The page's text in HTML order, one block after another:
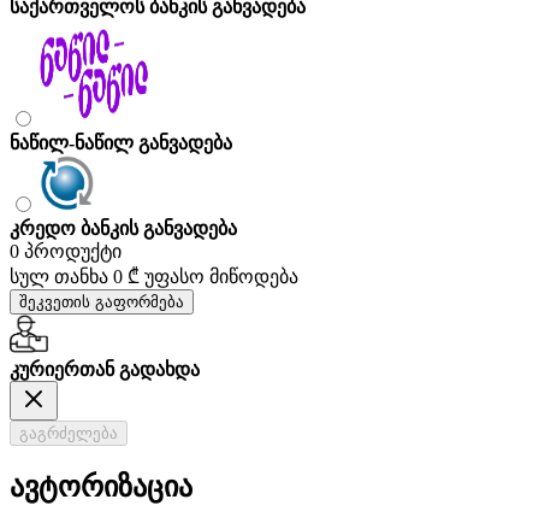
საქართველოს ბანკის განვადება
ნაწილ-ნაწილ განვადება
კრედო ბანკის განვადება
0 პროდუქტი
სულ თანხა 0 ₾ უფასო მიწოდება
შეკვეთის გაფორმება
კურიერთან გადახდა
გაგრძელება
ავტორიზაცია